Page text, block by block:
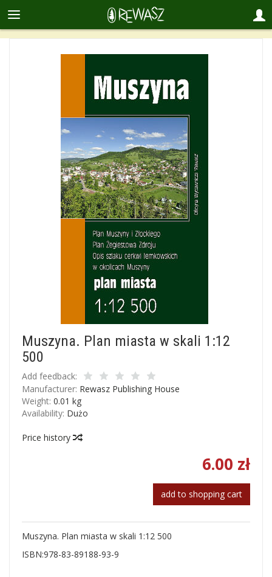
Muszyna. Plan miasta w skali 1:12
500
Add feedback:
Manufacturer: Rewasz Publishing House
Weight: 0.01 kg
Availability: Dużo
Price history
6.00 zł
add to shopping cart
Muszyna. Plan miasta w skali 1:12 500
ISBN:978-83-89188-93-9